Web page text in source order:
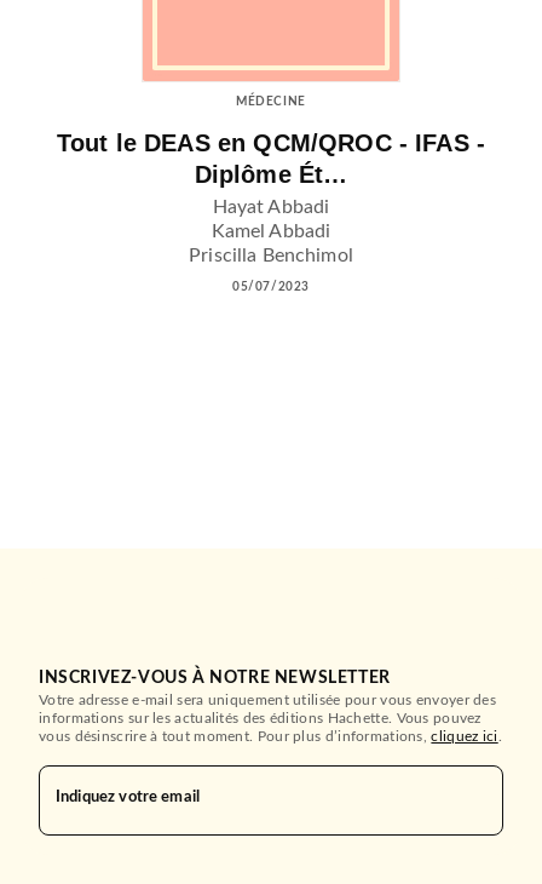
MÉDECINE
Tout le DEAS en QCM/QROC - IFAS -
Diplôme Ét…
Hayat Abbadi
Kamel Abbadi
Priscilla Benchimol
05/07/2023
INSCRIVEZ-VOUS À NOTRE NEWSLETTER
Votre adresse e-mail sera uniquement utilisée pour vous envoyer des
informations sur les actualités des éditions Hachette. Vous pouvez
vous désinscrire à tout moment. Pour plus d’informations,cliquez ici.
Indiquez votre email